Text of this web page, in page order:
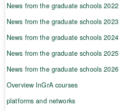
News from the graduate schools 2022
News from the graduate schools 2023
News from the graduate schools 2024
News from the graduate schools 2025
News from the graduate schools 2026
Overview InGrA courses
platforms and networks